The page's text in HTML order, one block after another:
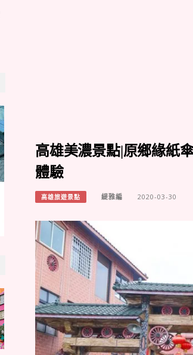
高雄美濃景點|原鄉緣紙
體驗
高雄旅遊景點 緹雅編 2020-03-30